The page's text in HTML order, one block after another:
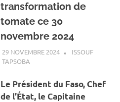
transformation de
tomate ce 30
novembre 2024
29 NOVEMBRE 2024
ISSOUF
TAPSOBA
Le Président du Faso, Chef
de l’État, le Capitaine